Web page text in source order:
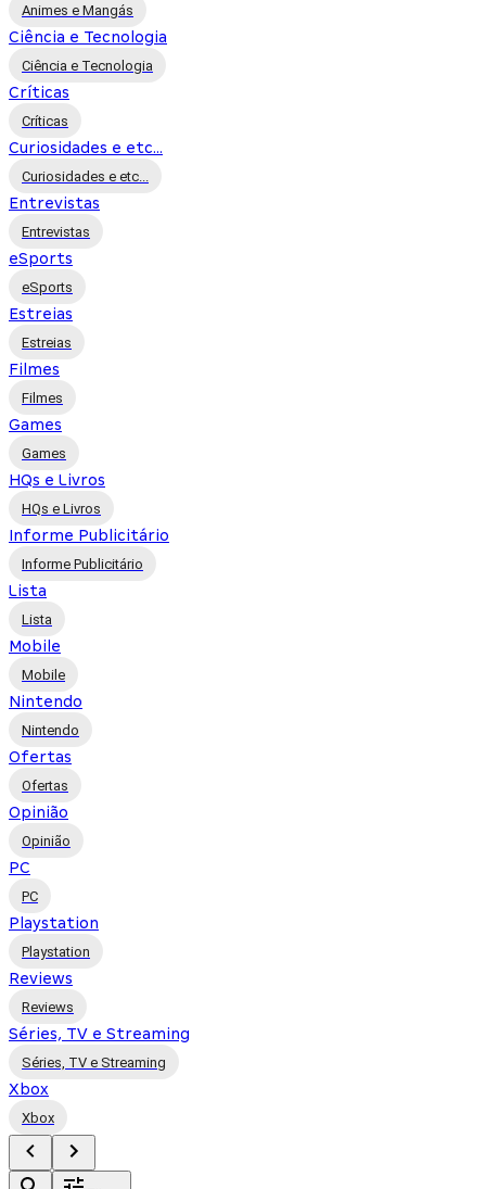
Animes e Mangás
Ciência e Tecnologia
Ciência e Tecnologia
Críticas
Críticas
Curiosidades e etc...
Curiosidades e etc...
Entrevistas
Entrevistas
eSports
eSports
Estreias
Estreias
Filmes
Filmes
Games
Games
HQs e Livros
HQs e Livros
Informe Publicitário
Informe Publicitário
Lista
Lista
Mobile
Mobile
Nintendo
Nintendo
Ofertas
Ofertas
Opinião
Opinião
PC
PC
Playstation
Playstation
Reviews
Reviews
Séries, TV e Streaming
Séries, TV e Streaming
Xbox
Xbox